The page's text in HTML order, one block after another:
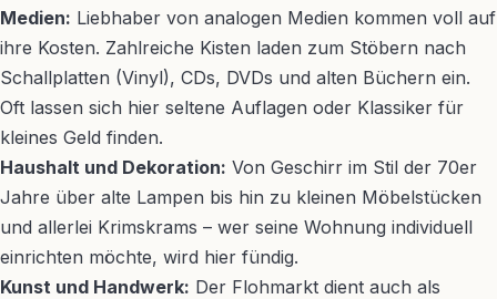
Medien: Liebhaber von analogen Medien kommen voll auf
ihre Kosten. Zahlreiche Kisten laden zum Stöbern nach
Schallplatten (Vinyl), CDs, DVDs und alten Büchern ein.
Oft lassen sich hier seltene Auflagen oder Klassiker für
kleines Geld finden.
Haushalt und Dekoration: Von Geschirr im Stil der 70er
Jahre über alte Lampen bis hin zu kleinen Möbelstücken
und allerlei Krimskrams – wer seine Wohnung individuell
einrichten möchte, wird hier fündig.
Kunst und Handwerk: Der Flohmarkt dient auch als